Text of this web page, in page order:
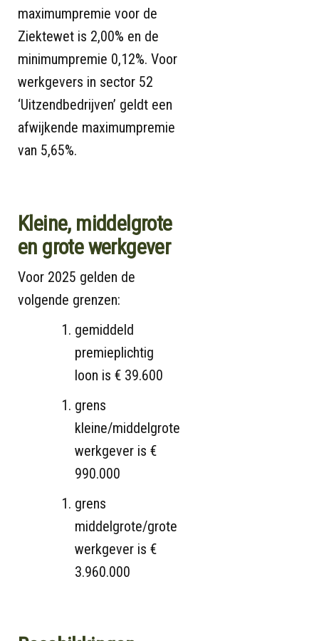
maximumpremie voor de
Ziektewet is 2,00% en de
minimumpremie 0,12%. Voor
werkgevers in sector 52
‘Uitzendbedrijven’ geldt een
afwijkende maximumpremie
van 5,65%.
Kleine, middelgrote
en grote werkgever
Voor 2025 gelden de
volgende grenzen:
gemiddeld
premieplichtig
loon is € 39.600
grens
kleine/middelgrote
werkgever is €
990.000
grens
middelgrote/grote
werkgever is €
3.960.000